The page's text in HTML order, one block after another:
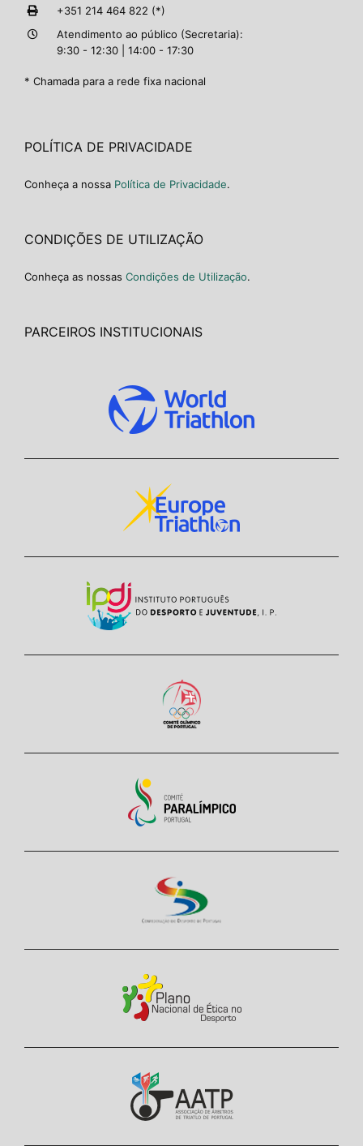
+351 214 464 822 (*)
Atendimento ao público (Secretaria):
9:30 - 12:30 | 14:00 - 17:30
* Chamada para a rede fixa nacional
POLÍTICA DE PRIVACIDADE
Conheça a nossa Política de Privacidade.
CONDIÇÕES DE UTILIZAÇÃO
Conheça as nossas Condições de Utilização.
PARCEIROS INSTITUCIONAIS